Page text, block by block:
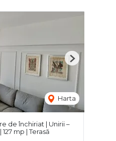
Harta
Next
de închiriat | Unirii –
mp | Terasă